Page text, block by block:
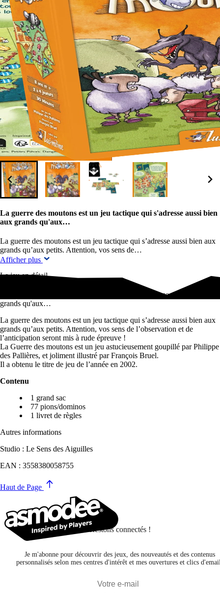
La guerre des moutons est un jeu tactique qui s'adresse aussi bien
aux grands qu'aux…
La guerre des moutons est un jeu tactique qui s’adresse aussi bien aux
grands qu’aux petits. Attention, vos sens de…
Afficher plus
Le jeu en détail
La guerre des moutons est un jeu tactique qui s'adresse aussi bien aux
grands qu'aux…
La guerre des moutons est un jeu tactique qui s’adresse aussi bien aux
grands qu’aux petits. Attention, vos sens de l’observation et de
l’anticipation seront mis à rude épreuve !
La Guerre des moutons est un jeu astucieusement goupillé par Philippe
des Pallières, et joliment illustré par François Bruel.
Il a obtenu le titre de jeu de l’année en 2002.
Contenu
1 grand sac
77 pions/dominos
1 livret de règles
Autres informations
Studio : Le Sens des Aiguilles
EAN : 3558380058755
Haut de Page
Restons connectés !
Je m'abonne pour découvrir des jeux, des nouveautés et des contenus
personnalisés selon mes centres d'intérêt et mes ouvertures et clics